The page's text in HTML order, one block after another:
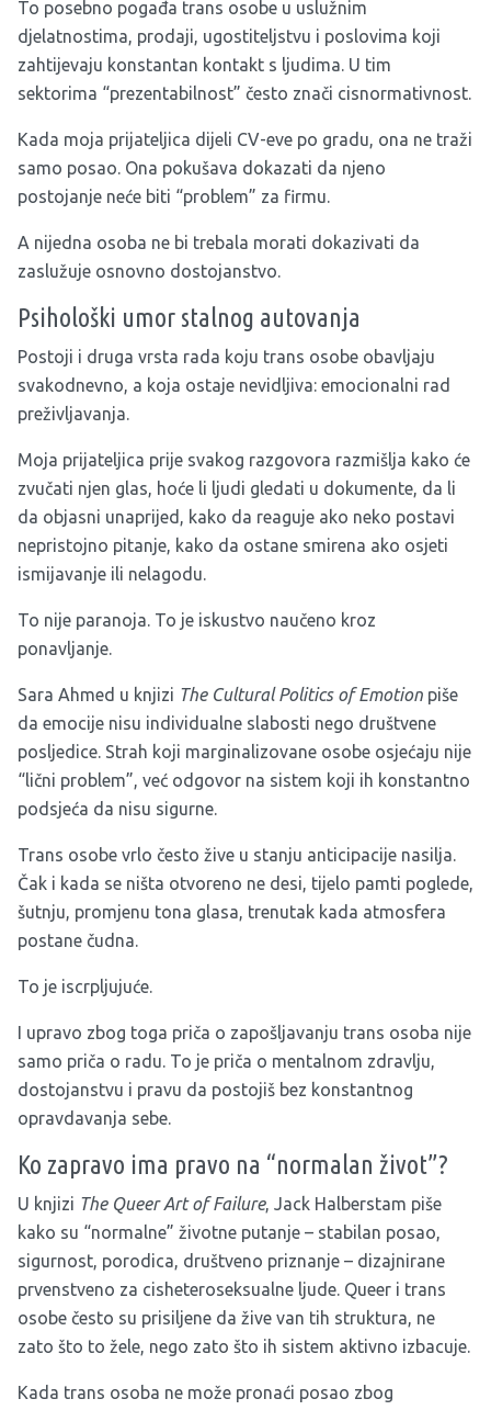
To posebno pogađa trans osobe u uslužnim
djelatnostima, prodaji, ugostiteljstvu i poslovima koji
zahtijevaju konstantan kontakt s ljudima. U tim
sektorima “prezentabilnost” često znači cisnormativnost.
Kada moja prijateljica dijeli CV-eve po gradu, ona ne traži
samo posao. Ona pokušava dokazati da njeno
postojanje neće biti “problem” za firmu.
A nijedna osoba ne bi trebala morati dokazivati da
zaslužuje osnovno dostojanstvo.
Psihološki umor stalnog autovanja
Postoji i druga vrsta rada koju trans osobe obavljaju
svakodnevno, a koja ostaje nevidljiva: emocionalni rad
preživljavanja.
Moja prijateljica prije svakog razgovora razmišlja kako će
zvučati njen glas, hoće li ljudi gledati u dokumente, da li
da objasni unaprijed, kako da reaguje ako neko postavi
nepristojno pitanje, kako da ostane smirena ako osjeti
ismijavanje ili nelagodu.
To nije paranoja. To je iskustvo naučeno kroz
ponavljanje.
Sara Ahmed u knjizi The Cultural Politics of Emotion piše
da emocije nisu individualne slabosti nego društvene
posljedice. Strah koji marginalizovane osobe osjećaju nije
“lični problem”, već odgovor na sistem koji ih konstantno
podsjeća da nisu sigurne.
Trans osobe vrlo često žive u stanju anticipacije nasilja.
Čak i kada se ništa otvoreno ne desi, tijelo pamti poglede,
šutnju, promjenu tona glasa, trenutak kada atmosfera
postane čudna.
To je iscrpljujuće.
I upravo zbog toga priča o zapošljavanju trans osoba nije
samo priča o radu. To je priča o mentalnom zdravlju,
dostojanstvu i pravu da postojiš bez konstantnog
opravdavanja sebe.
Ko zapravo ima pravo na “normalan život”?
U knjizi The Queer Art of Failure, Jack Halberstam piše
kako su “normalne” životne putanje – stabilan posao,
sigurnost, porodica, društveno priznanje – dizajnirane
prvenstveno za cisheteroseksualne ljude. Queer i trans
osobe često su prisiljene da žive van tih struktura, ne
zato što to žele, nego zato što ih sistem aktivno izbacuje.
Kada trans osoba ne može pronaći posao zbog